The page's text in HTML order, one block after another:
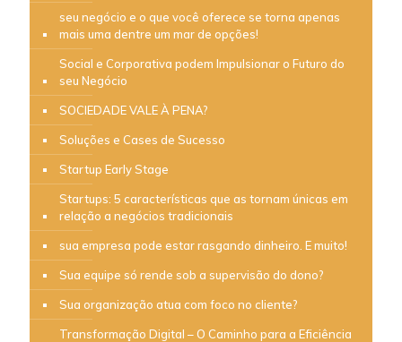
seu negócio e o que você oferece se torna apenas
mais uma dentre um mar de opções!
Social e Corporativa podem Impulsionar o Futuro do
seu Negócio
SOCIEDADE VALE À PENA?
Soluções e Cases de Sucesso
Startup Early Stage
Startups: 5 características que as tornam únicas em
relação a negócios tradicionais
sua empresa pode estar rasgando dinheiro. E muito!
Sua equipe só rende sob a supervisão do dono?
Sua organização atua com foco no cliente?
Transformação Digital – O Caminho para a Eficiência